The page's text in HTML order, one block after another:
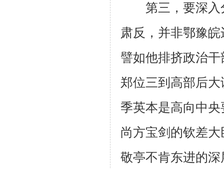
第三，要深入
肃反，并非鄂豫
譬如他排挤政治
郑位三到高部后
季英本是高向中
尚方宝剑的钦差
敬亭不肯东进的